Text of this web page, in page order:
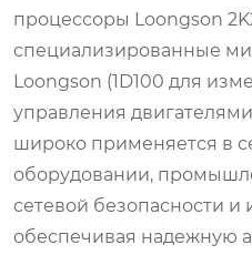
процессоры Loongson
специализированные
Loongson (1D100 для
управления
широко применяется в
оборудовании,
сетевой безопасности и
обеспечивая надежную